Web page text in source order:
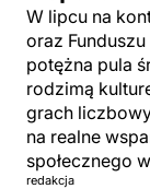
W lipcu na
oraz
potężna pula
rodzimą
grach
na realne
społecznego
redakcja